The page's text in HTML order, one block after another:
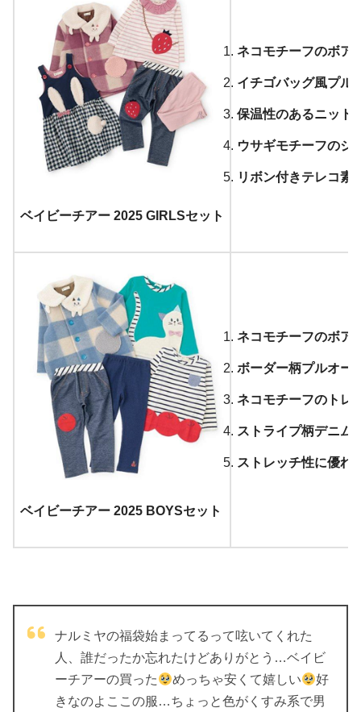
ベイビーチアー 2025 GIRLSセット
ネコモチーフのボア
イチゴバッグ風プル
保温性のあるニット
ウサギモチーフのジ
リボン付きテレコ素
ベイビーチアー 2025 BOYSセット
ネコモチーフのボア
ボーダー柄プルオー
ネコモチーフのトレ
ストライプ柄デニム
ストレッチ性に優れ
ナルミヤの福袋始まってるって呟いてくれた
人、誰だったか忘れたけどありがとう…ベイビ
ーチアーの買った
めっちゃ安くて嬉しい
好
きなのよここの服…ちょっと色がくすみ系で男